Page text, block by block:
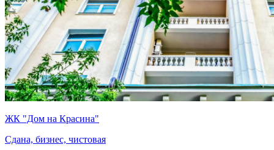
ЖК "Дом на Красина"
Сдана, бизнес, чистовая